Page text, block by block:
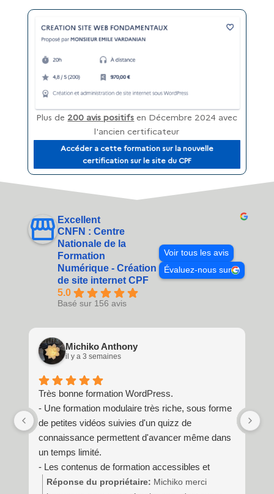
Plus de 200 avis positifs en Décembre 2024 avec
l'ancien certificateur
Accéder a cette formation sur la nouvelle
certification sur le site du CPF
Excellent
CNFN : Centre
Nationale de la
Formation
Numérique - Création
de site internet CPF
5.0
Basé sur 156 avis
Voir tous les avis
Évaluez-nous sur
Michiko Anthony
il y a 3 semaines
Très bonne formation WordPress.
- Une formation modulaire très riche, sous forme
de petites vidéos suivies d'un quizz de
connaissance permettent d'avancer même dans
un temps limité.
- Les contenus de formation accessibles et
accessibles à vie.
Réponse du propriétaire: Michiko merci